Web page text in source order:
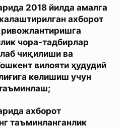
2018 йилда амалга
ахборот
чора-тадбирлар
чиқилиши ва
вилояти ҳудудий
келишиш учун
ахборот
таъминланганлик